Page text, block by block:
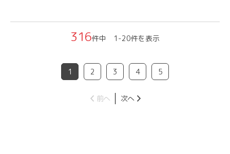
316件中 1-20件を表示
1 2 3 4 5
前へ 次へ